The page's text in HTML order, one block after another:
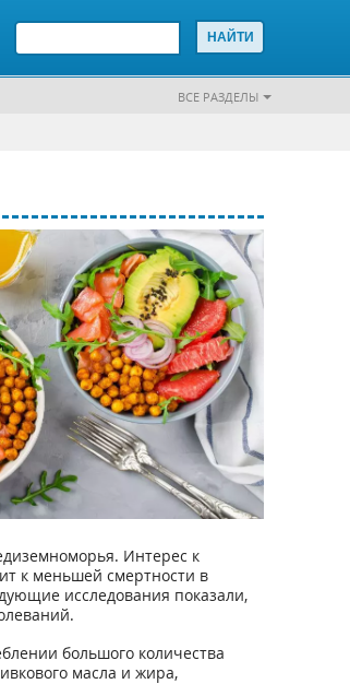
ВСЕ РАЗДЕЛЫ
Интерес к
к меньшей смертности в
исследования показали,
большого количества
масла и жира,